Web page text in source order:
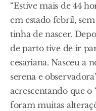
“Estive mais de 44
em estado febril,
tinha de nascer.
de parto tive de ir
cesariana. Nasceu a
serena e
acrescentando que
foram muitas